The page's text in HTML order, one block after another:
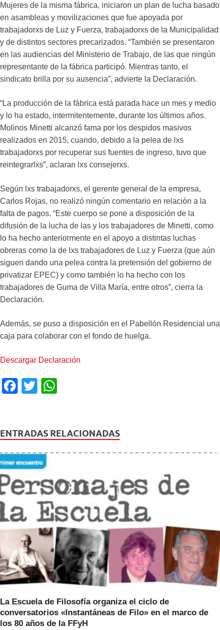
Mujeres de la misma fábrica, iniciaron un plan de lucha basado
en asambleas y movilizaciones que fue apoyada por
trabajadorxs de Luz y Fuerza, trabajadorxs de la Municipalidad
y de distintos sectores precarizados. “También se presentaron
en las audiencias del Ministerio de Trabajo, de las que ningún
representante de la fábrica participó. Mientras tanto, el
sindicato brilla por su ausencia”, advierte la Declaración.
“La producción de la fábrica está parada hace un mes y medio
y lo ha estado, intermitentemente, durante los últimos años.
Molinos Minetti alcanzó fama por los despidos masivos
realizados en 2015, cuando, debido a la pelea de lxs
trabajadorxs por recuperar sus fuentes de ingreso, tuvo que
reintegrarlxs”, aclaran lxs consejerxs.
Según lxs trabajadorxs, el gerente general de la empresa,
Carlos Rojas, no realizó ningún comentario en relación a la
falta de pagos. “Este cuerpo se pone a disposición de la
difusión de la lucha de las y los trabajadores de Minetti, como
lo ha hecho anteriormente en el apoyo a distintas luchas
obreras como la de lxs trabajadores de Luz y Fuerza (que aún
siguen dando una pelea contra la pretensión del gobierno de
privatizar EPEC) y como también lo ha hecho con los
trabajadores de Guma de Villa María, entre otros”, cierra la
Declaración.
Además, se puso a disposición en el Pabellón Residencial una
caja para colaborar con el fondo de huelga.
Descargar Declaración
F
e
b
o
o
k
T
er s
A
p
ENTRADAS RELACIONADAS
La Escuela de Filosofía organiza el ciclo de
conversatorios «Instantáneas de Filo» en el marco de
los 80 años de la FFyH